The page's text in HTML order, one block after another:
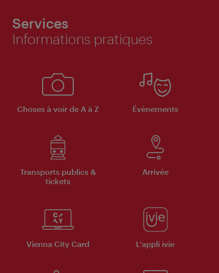
Services
Informations pratiques
Choses à voir de A à Z Évènements
Transports publics &
tickets
Arrivée
Vienna City Card L'appli ivie